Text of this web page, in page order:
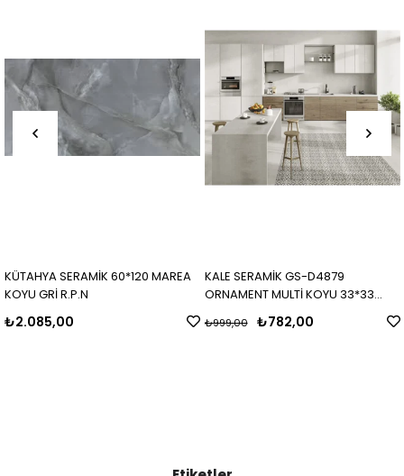
KÜTAHYA SERAMİK 60*120 MAREA
KOYU GRİ R.P.N
₺2.085,00
KALE SERAMİK GS-D4879
ORNAMENT MULTİ KOYU 33*33
₺782,00
₺999,00